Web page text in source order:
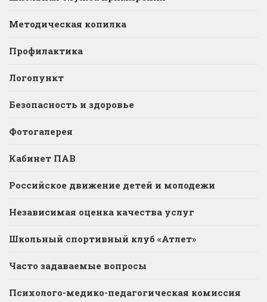
Методическая копилка
Профилактика
Логопункт
Безопасность и здоровье
Фотогалерея
Кабинет ПАВ
Российское движение детей и молодежи
Независимая оценка качества услуг
Школьный спортивный клуб «Атлет»
Часто задаваемые вопросы
Психолого-медико-педагогическая комиссия